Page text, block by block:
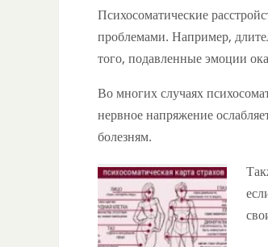
Психосоматические
проблемами. Например,
того, подавленные эмоции
Во многих случаях
нервное напряжение
болезням.